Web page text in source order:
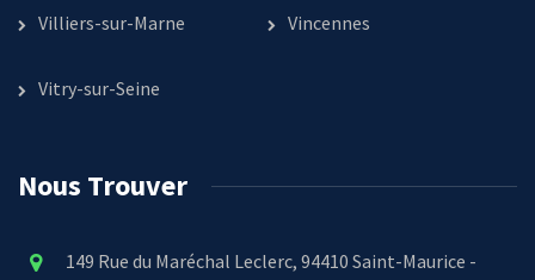
Villiers-sur-Marne Vincennes
Vitry-sur-Seine
Nous Trouver
149 Rue du Maréchal Leclerc, 94410 Saint-Maurice -